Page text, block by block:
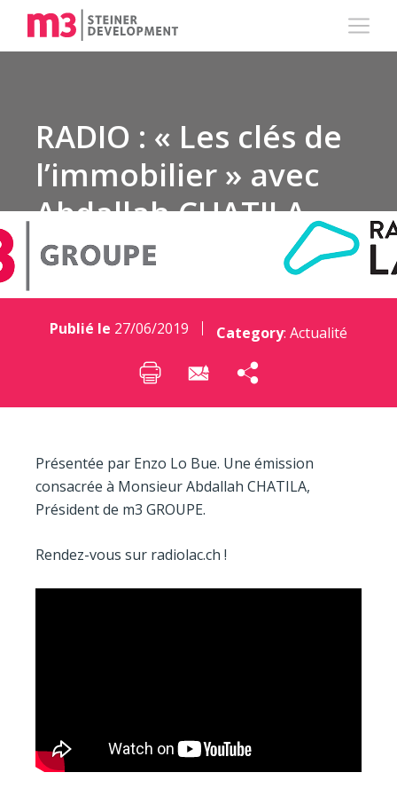
RADIO : « Les clés de
l’immobilier » avec
Abdallah CHATILA
Publié le 27/06/2019 Category: Actualité
Présentée par Enzo Lo Bue. Une émission
consacrée à Monsieur Abdallah CHATILA,
Président de m3 GROUPE.
Rendez-vous sur radiolac.ch !